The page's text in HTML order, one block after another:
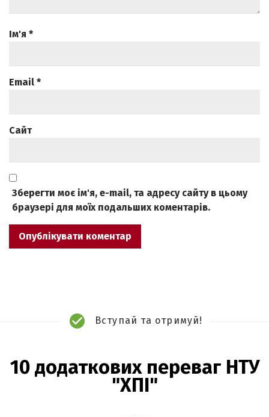
Ім'я *
Email *
Сайт
Зберегти моє ім'я, e-mail, та адресу сайту в цьому
браузері для моїх подальших коментарів.
Вступай та отримуй!
10 додаткових переваг НТУ
"ХПІ"